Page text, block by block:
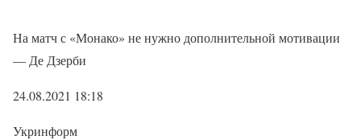
На матч с «Монако» не нужно дополнительной мотивации
— Де Дзерби
24.08.2021 18:18
Укринформ